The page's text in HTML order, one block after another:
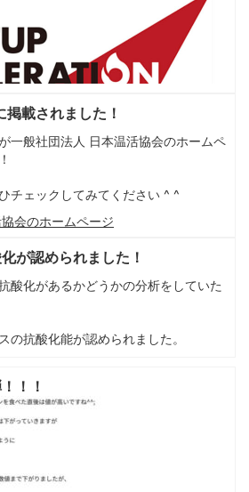
掲載されました！
一般社団法人 日本温活協会のホームペ
チェックしてみてください ^ ^
会のホームページ
が認められました！
酸化があるかどうかの分析をしていた
の抗酸化能が認められました。
！！